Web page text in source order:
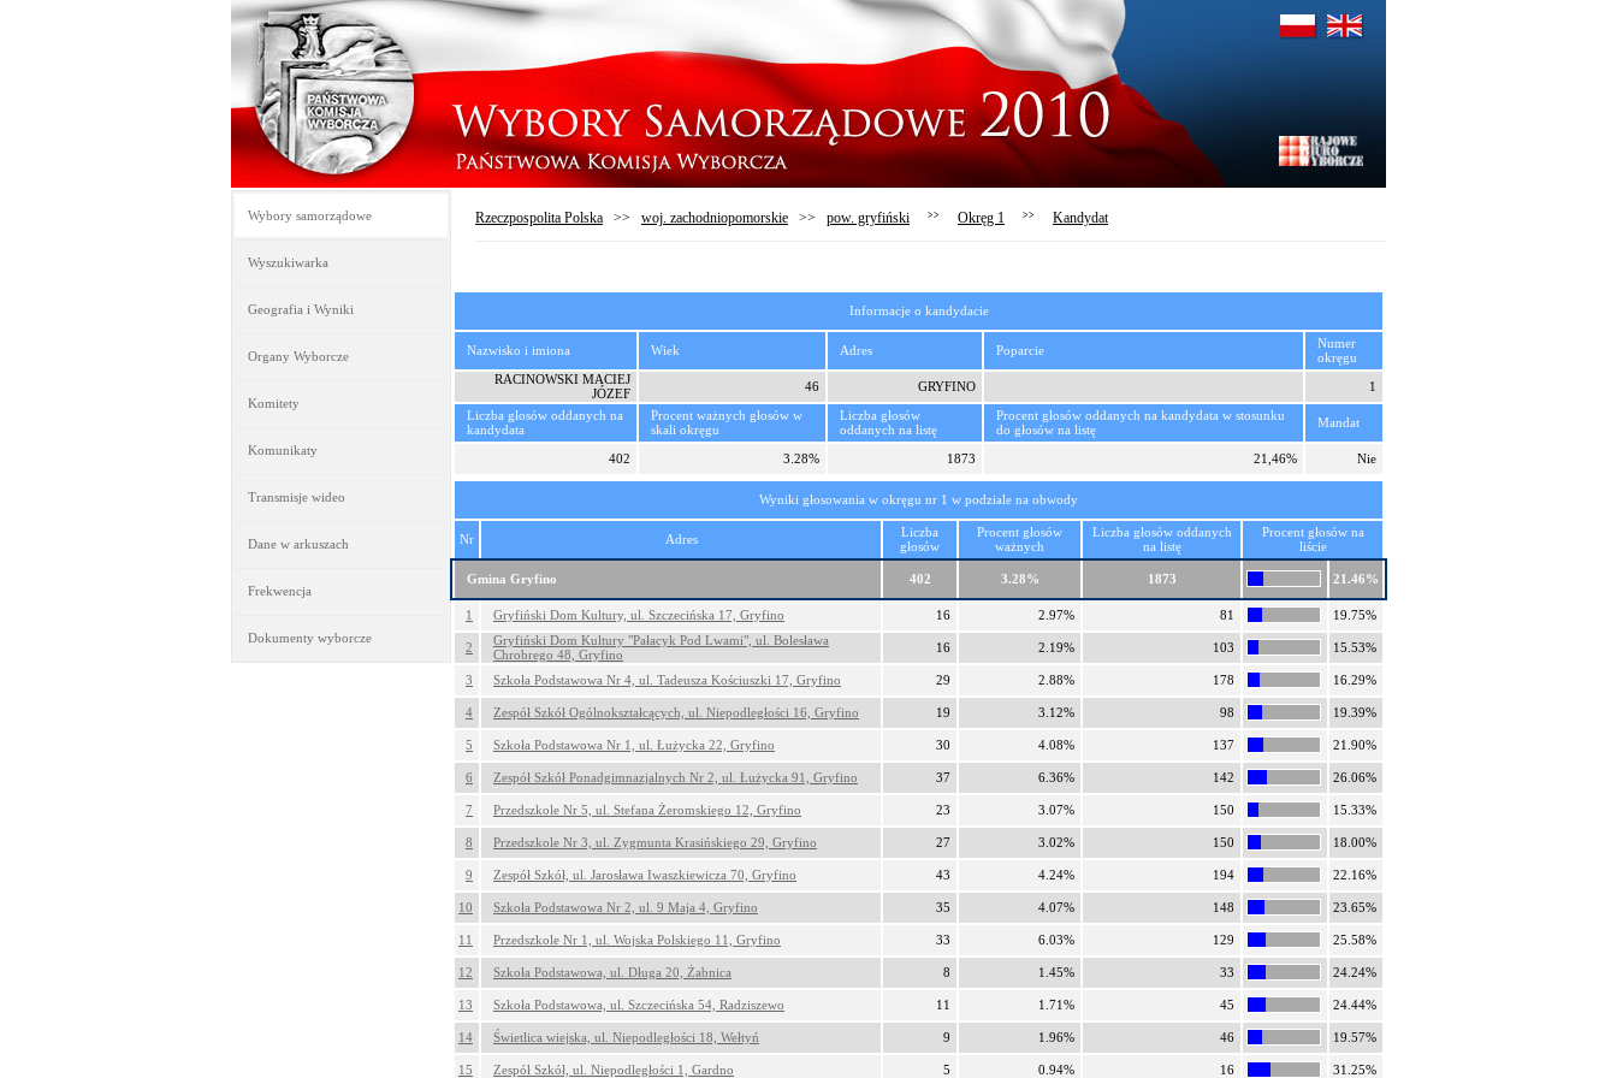
Wybory samorządowe
Wyszukiwarka
Geografia i Wyniki
Organy Wyborcze
Komitety
Komunikaty
Transmisje wideo
Dane w arkuszach
Frekwencja
Dokumenty wyborcze
Rzeczpospolita Polska >> woj. zachodniopomorskie >> pow. gryfiński >> Okręg 1 >> Kandydat
Informacje o kandydacie
Nazwisko i imiona Wiek Adres Poparcie
Numer
okręgu
RACINOWSKI MACIEJ
JÓZEF
46 GRYFINO
1
Liczba głosów oddanych na
kandydata
Procent ważnych głosów w
skali okręgu
Liczba głosów
oddanych na listę
Procent głosów oddanych na kandydata w stosunku
do głosów na listę
Mandat
402 3.28% 1873 21,46% Nie
Wyniki głosowania w okręgu nr 1 w podziale na obwody
Nr Adres
Liczba
głosów
Procent głosów
ważnych
Liczba głosów oddanych
na listę
Procent głosów na
liście
Gmina Gryfino 402 3.28% 1873 21.46%
1 Gryfiński Dom Kultury, ul. Szczecińska 17, Gryfino 16 2.97% 81 19.75%
2
Gryfiński Dom Kultury "Pałacyk Pod Lwami", ul. Bolesława
Chrobrego 48, Gryfino
16 2.19% 103 15.53%
3 Szkoła Podstawowa Nr 4, ul. Tadeusza Kościuszki 17, Gryfino 29 2.88% 178 16.29%
4 Zespół Szkół Ogólnokształcących, ul. Niepodległości 16, Gryfino 19 3.12% 98 19.39%
5 Szkoła Podstawowa Nr 1, ul. Łużycka 22, Gryfino 30 4.08% 137 21.90%
6 Zespół Szkół Ponadgimnazjalnych Nr 2, ul. Łużycka 91, Gryfino 37 6.36% 142 26.06%
7 Przedszkole Nr 5, ul. Stefana Żeromskiego 12, Gryfino 23 3.07% 150 15.33%
8 Przedszkole Nr 3, ul. Zygmunta Krasińskiego 29, Gryfino 27 3.02% 150 18.00%
9 Zespół Szkół, ul. Jarosława Iwaszkiewicza 70, Gryfino 43 4.24% 194 22.16%
10 Szkoła Podstawowa Nr 2, ul. 9 Maja 4, Gryfino 35 4.07% 148 23.65%
11 Przedszkole Nr 1, ul. Wojska Polskiego 11, Gryfino 33 6.03% 129 25.58%
12 Szkoła Podstawowa, ul. Długa 20, Żabnica 8 1.45% 33 24.24%
13 Szkoła Podstawowa, ul. Szczecińska 54, Radziszewo 11 1.71% 45 24.44%
14 Świetlica wiejska, ul. Niepodległości 18, Wełtyń 9 1.96% 46 19.57%
15 Zespół Szkół, ul. Niepodległości 1, Gardno 5 0.94% 16 31.25%